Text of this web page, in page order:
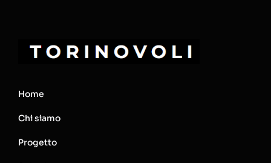
Home
Chi siamo
Progetto